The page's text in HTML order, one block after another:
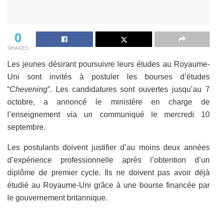
0
SHARES
Les jeunes désirant poursuivre leurs études au Royaume-
Uni sont invités à postuler les bourses d’études
“Chevening”. Les candidatures sont ouvertes jusqu’au 7
octobre, a annoncé le ministère en charge de
l’enseignement via un communiqué le mercredi 10
septembre.
Les postulants doivent justifier d’au moins deux années
d’expérience professionnelle après l’obtention d’un
diplôme de premier cycle. Ils ne doivent pas avoir déjà
étudié au Royaume-Uni grâce à une bourse financée par
le gouvernement britannique.